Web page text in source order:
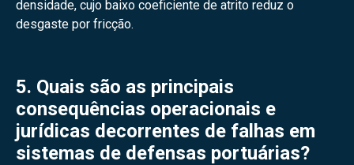
densidade, cujo baixo coeficiente de atrito reduz o
desgaste por fricção.
5. Quais são as principais
consequências operacionais e
jurídicas decorrentes de falhas em
sistemas de defensas portuárias?